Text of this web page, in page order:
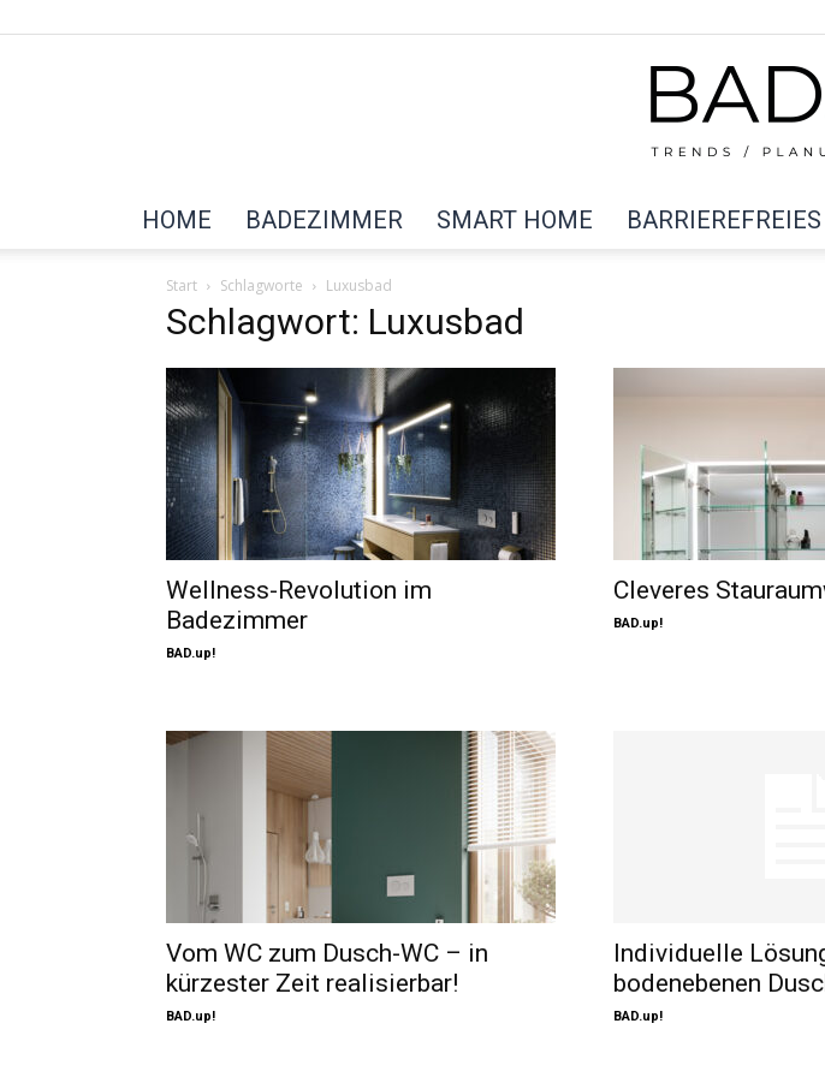
HOME BADEZIMMER SMART HOME
Start Schlagworte Luxusbad
Schlagwort: Luxusbad
Wellness-Revolution im
Badezimmer
BAD.up!
Cleveres
BAD.up!
Vom WC zum Dusch-WC – in
kürzester Zeit realisierbar!
BAD.up!
Individuelle
bodenebenen
BAD.up!